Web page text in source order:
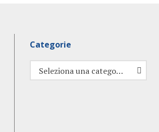
Categorie
Categorie Seleziona una categoria